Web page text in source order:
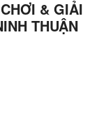
& GIẢI
THUẬN